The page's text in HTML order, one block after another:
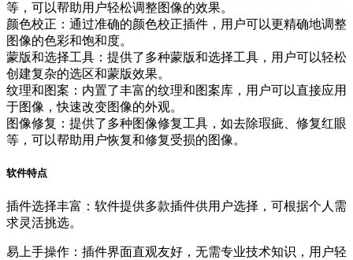
等，可以帮助用户轻松调整图像的效果。
颜色校正：通过准确的颜色校正插件，用户可以更精确地调整
图像的色彩和饱和度。
蒙版和选择工具：提供了多种蒙版和选择工具，用户可以轻松
创建复杂的选区和蒙版效果。
纹理和图案：内置了丰富的纹理和图案库，用户可以直接应用
于图像，快速改变图像的外观。
图像修复：提供了多种图像修复工具，如去除瑕疵、修复红眼
等，可以帮助用户恢复和修复受损的图像。
软件特点
插件选择丰富：软件提供多款插件供用户选择，可根据个人需
求灵活挑选。
易上手操作：插件界面直观友好，无需专业技术知识，用户轻